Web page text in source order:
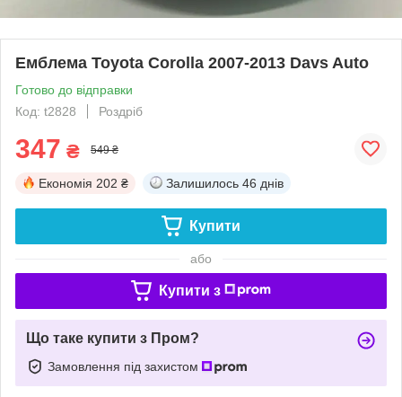
Емблема Toyota Corolla 2007-2013 Davs Auto
Готово до відправки
Код: t2828
Роздріб
347 ₴ 549 ₴
Економія 202 ₴ Залишилось 46 днів
Купити
або
Купити з
Що таке купити з Пром?
Замовлення під захистом